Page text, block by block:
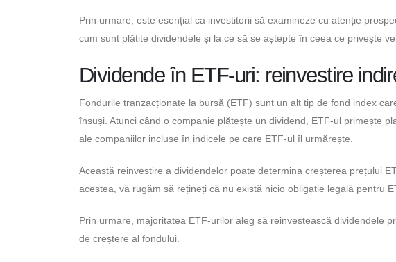
Prin urmare, este esențial ca investitorii să examineze cu atenție
cum sunt plătite dividendele și la ce să se aștepte în ceea ce privește
Dividende în ETF-uri: reinvestire
Fondurile tranzacționate la bursă (ETF) sunt un alt tip de fond index
însuși. Atunci când o companie plătește un dividend, ETF-ul primește
ale companiilor incluse în indicele pe care ETF-ul îl urmărește.
Această reinvestire a dividendelor poate determina creșterea prețului
acestea, vă rugăm să rețineți că nu există nicio obligație legală pentru
Prin urmare, majoritatea ETF-urilor aleg să reinvestească dividendele
de creștere al fondului.